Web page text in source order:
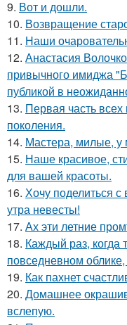
9. Вот и дошли.
10. Возвращение
11. Наши
12. Анастасия
привычного имиджа
публикой в
13. Первая часть
поколения.
14. Мастера, милые, у
15. Наше красивое,
для вашей красоты.
16. Хочу поделиться
утра невесты!
17. Ах эти летние
18. Каждый раз, когда
повседневном
19. Как пахнет
20. Домашнее
вслепую.